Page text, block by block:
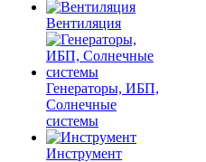
Вентиляция
Генераторы, ИБП,
Солнечные
системы
Инструмент